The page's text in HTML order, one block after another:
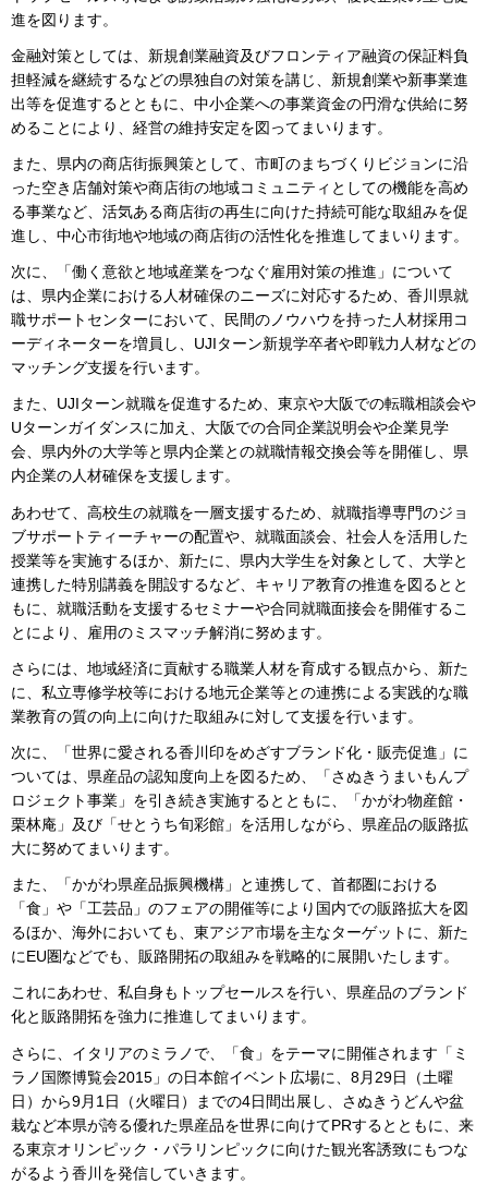
進を図ります。
金融対策としては、新規創業融資及びフロンティア融資の保証料負
担軽減を継続するなどの県独自の対策を講じ、新規創業や新事業進
出等を促進するとともに、中小企業への事業資金の円滑な供給に努
めることにより、経営の維持安定を図ってまいります。
また、県内の商店街振興策として、市町のまちづくりビジョンに沿
った空き店舗対策や商店街の地域コミュニティとしての機能を高め
る事業など、活気ある商店街の再生に向けた持続可能な取組みを促
進し、中心市街地や地域の商店街の活性化を推進してまいります。
次に、「働く意欲と地域産業をつなぐ雇用対策の推進」について
は、県内企業における人材確保のニーズに対応するため、香川県就
職サポートセンターにおいて、民間のノウハウを持った人材採用コ
ーディネーターを増員し、UJIターン新規学卒者や即戦力人材などの
マッチング支援を行います。
また、UJIターン就職を促進するため、東京や大阪での転職相談会や
Uターンガイダンスに加え、大阪での合同企業説明会や企業見学
会、県内外の大学等と県内企業との就職情報交換会等を開催し、県
内企業の人材確保を支援します。
あわせて、高校生の就職を一層支援するため、就職指導専門のジョ
ブサポートティーチャーの配置や、就職面談会、社会人を活用した
授業等を実施するほか、新たに、県内大学生を対象として、大学と
連携した特別講義を開設するなど、キャリア教育の推進を図るとと
もに、就職活動を支援するセミナーや合同就職面接会を開催するこ
とにより、雇用のミスマッチ解消に努めます。
さらには、地域経済に貢献する職業人材を育成する観点から、新た
に、私立専修学校等における地元企業等との連携による実践的な職
業教育の質の向上に向けた取組みに対して支援を行います。
次に、「世界に愛される香川印をめざすブランド化・販売促進」に
ついては、県産品の認知度向上を図るため、「さぬきうまいもんプ
ロジェクト事業」を引き続き実施するとともに、「かがわ物産館・
栗林庵」及び「せとうち旬彩館」を活用しながら、県産品の販路拡
大に努めてまいります。
また、「かがわ県産品振興機構」と連携して、首都圏における
「食」や「工芸品」のフェアの開催等により国内での販路拡大を図
るほか、海外においても、東アジア市場を主なターゲットに、新た
にEU圏などでも、販路開拓の取組みを戦略的に展開いたします。
これにあわせ、私自身もトップセールスを行い、県産品のブランド
化と販路開拓を強力に推進してまいります。
さらに、イタリアのミラノで、「食」をテーマに開催されます「ミ
ラノ国際博覧会2015」の日本館イベント広場に、8月29日（土曜
日）から9月1日（火曜日）までの4日間出展し、さぬきうどんや盆
栽など本県が誇る優れた県産品を世界に向けてPRするとともに、来
る東京オリンピック・パラリンピックに向けた観光客誘致にもつな
がるよう香川を発信していきます。